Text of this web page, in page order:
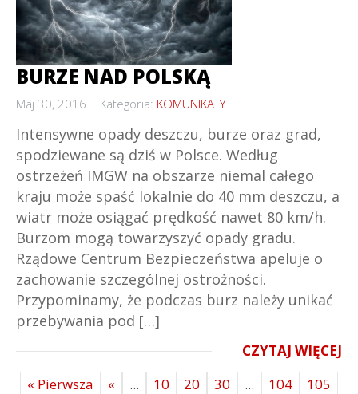
BURZE NAD POLSKĄ
Maj 30, 2016 Kategoria: KOMUNIKATY
Intensywne opady deszczu, burze oraz grad,
spodziewane są dziś w Polsce. Według
ostrzeżeń IMGW na obszarze niemal całego
kraju może spaść lokalnie do 40 mm deszczu, a
wiatr może osiągać prędkość nawet 80 km/h.
Burzom mogą towarzyszyć opady gradu.
Rządowe Centrum Bezpieczeństwa apeluje o
zachowanie szczególnej ostrożności.
Przypominamy, że podczas burz należy unikać
przebywania pod […]
CZYTAJ WIĘCEJ
« Pierwsza
« ... 10 20 30 ... 104
105